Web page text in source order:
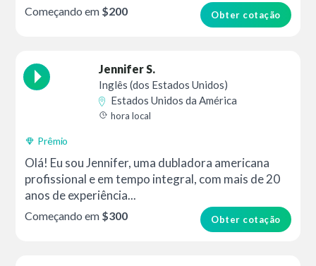
Obter cotação
Começando em $200
Jennifer S.
Inglês (dos Estados Unidos)
Estados Unidos da América
hora local
Prêmio
Olá! Eu sou Jennifer, uma dubladora americana
profissional e em tempo integral, com mais de 20
anos de experiência...
Obter cotação
Começando em $300